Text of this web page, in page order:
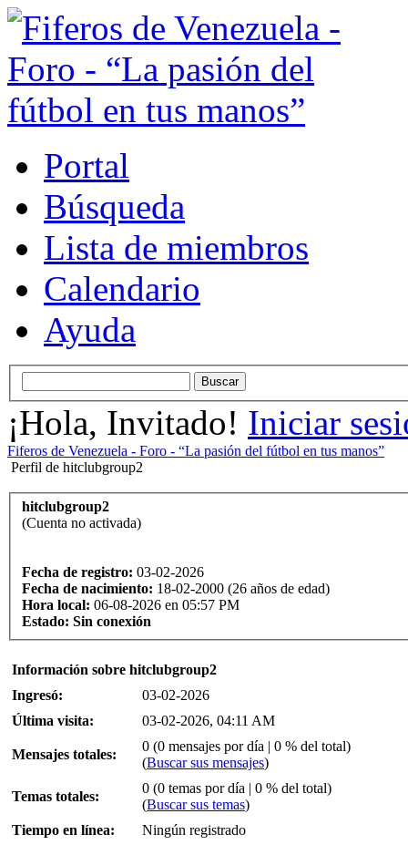
Portal
Búsqueda
Lista de miembros
Calendario
Ayuda
¡Hola, Invitado! Iniciar
Fiferos de Venezuela - Foro - “La pasión del fútbol en tus manos”
Perfil de hitclubgroup2
hitclubgroup2
(Cuenta no activada)
Fecha de registro: 03-02-2026
Fecha de nacimiento: 18-02-2000 (26 años de edad)
Hora local: 06-08-2026 en 05:57 PM
Estado: Sin conexión
Información sobre hitclubgroup2
Ingresó:
03-02-2026
Última visita:
03-02-2026, 04:11 AM
Mensajes totales:
0 (0 mensajes por día | 0 % del total)
(Buscar sus mensajes)
Temas totales:
0 (0 temas por día | 0 % del total)
(Buscar sus temas)
Tiempo en línea:
Ningún registrado